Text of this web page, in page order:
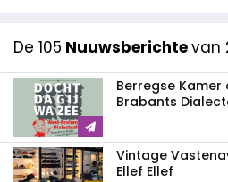
De 105 Nuuwsberichtevan
Berregse
Brabants
Vintage
Ellef Ellef